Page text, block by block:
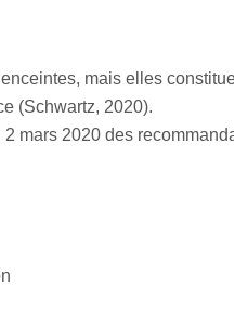
mais elles
(Schwartz, 2020).
mars 2020 des